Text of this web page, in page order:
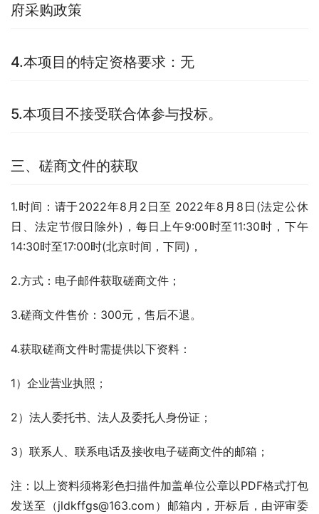
府采购政策
4.本项目的特定资格要求：无
5.本项目不接受联合体参与投标。
三、磋商文件的获取
1.时间：请于2022年8月2日至 2022年8月8日(法定公休
日、法定节假日除外)，每日上午9:00时至11:30时，下午
14:30时至17:00时(北京时间，下同)，
2.方式：电子邮件获取磋商文件；
3.磋商文件售价：300元，售后不退。
4.获取磋商文件时需提供以下资料：
1）企业营业执照；
2）法人委托书、法人及委托人身份证；
3）联系人、联系电话及接收电子磋商文件的邮箱；
注：以上资料须将彩色扫描件加盖单位公章以PDF格式打包
发送至（jldkffgs@163.com）邮箱内，开标后，由评审委